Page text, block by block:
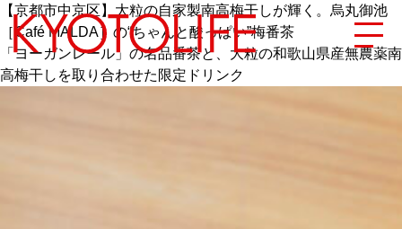
【京都市中京区】大粒の自家製南高梅干しが輝く。烏丸御池
［Café MALDA］の“ちゃんと酸っぱい”梅番茶
「ヨーガンレール」の名品番茶と、大粒の和歌山県産無農薬南
高梅干しを取り合わせた限定ドリンク